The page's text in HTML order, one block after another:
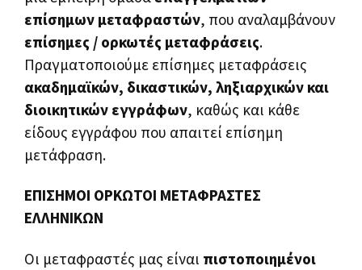
επίσημων μεταφραστών, που αναλαμβάνουν
επίσημες / ορκωτές μεταφράσεις.
Πραγματοποιούμε επίσημες μεταφράσεις
ακαδημαϊκών, δικαστικών, ληξιαρχικών και
διοικητικών εγγράφων, καθώς και κάθε
είδους εγγράφου που απαιτεί επίσημη
μετάφραση.
ΕΠΙΣΗΜΟΙ ΟΡΚΩΤΟΙ ΜΕΤΑΦΡΑΣΤΕΣ
ΕΛΛΗΝΙΚΩΝ
Οι μεταφραστές μας είναι πιστοποιημένοι